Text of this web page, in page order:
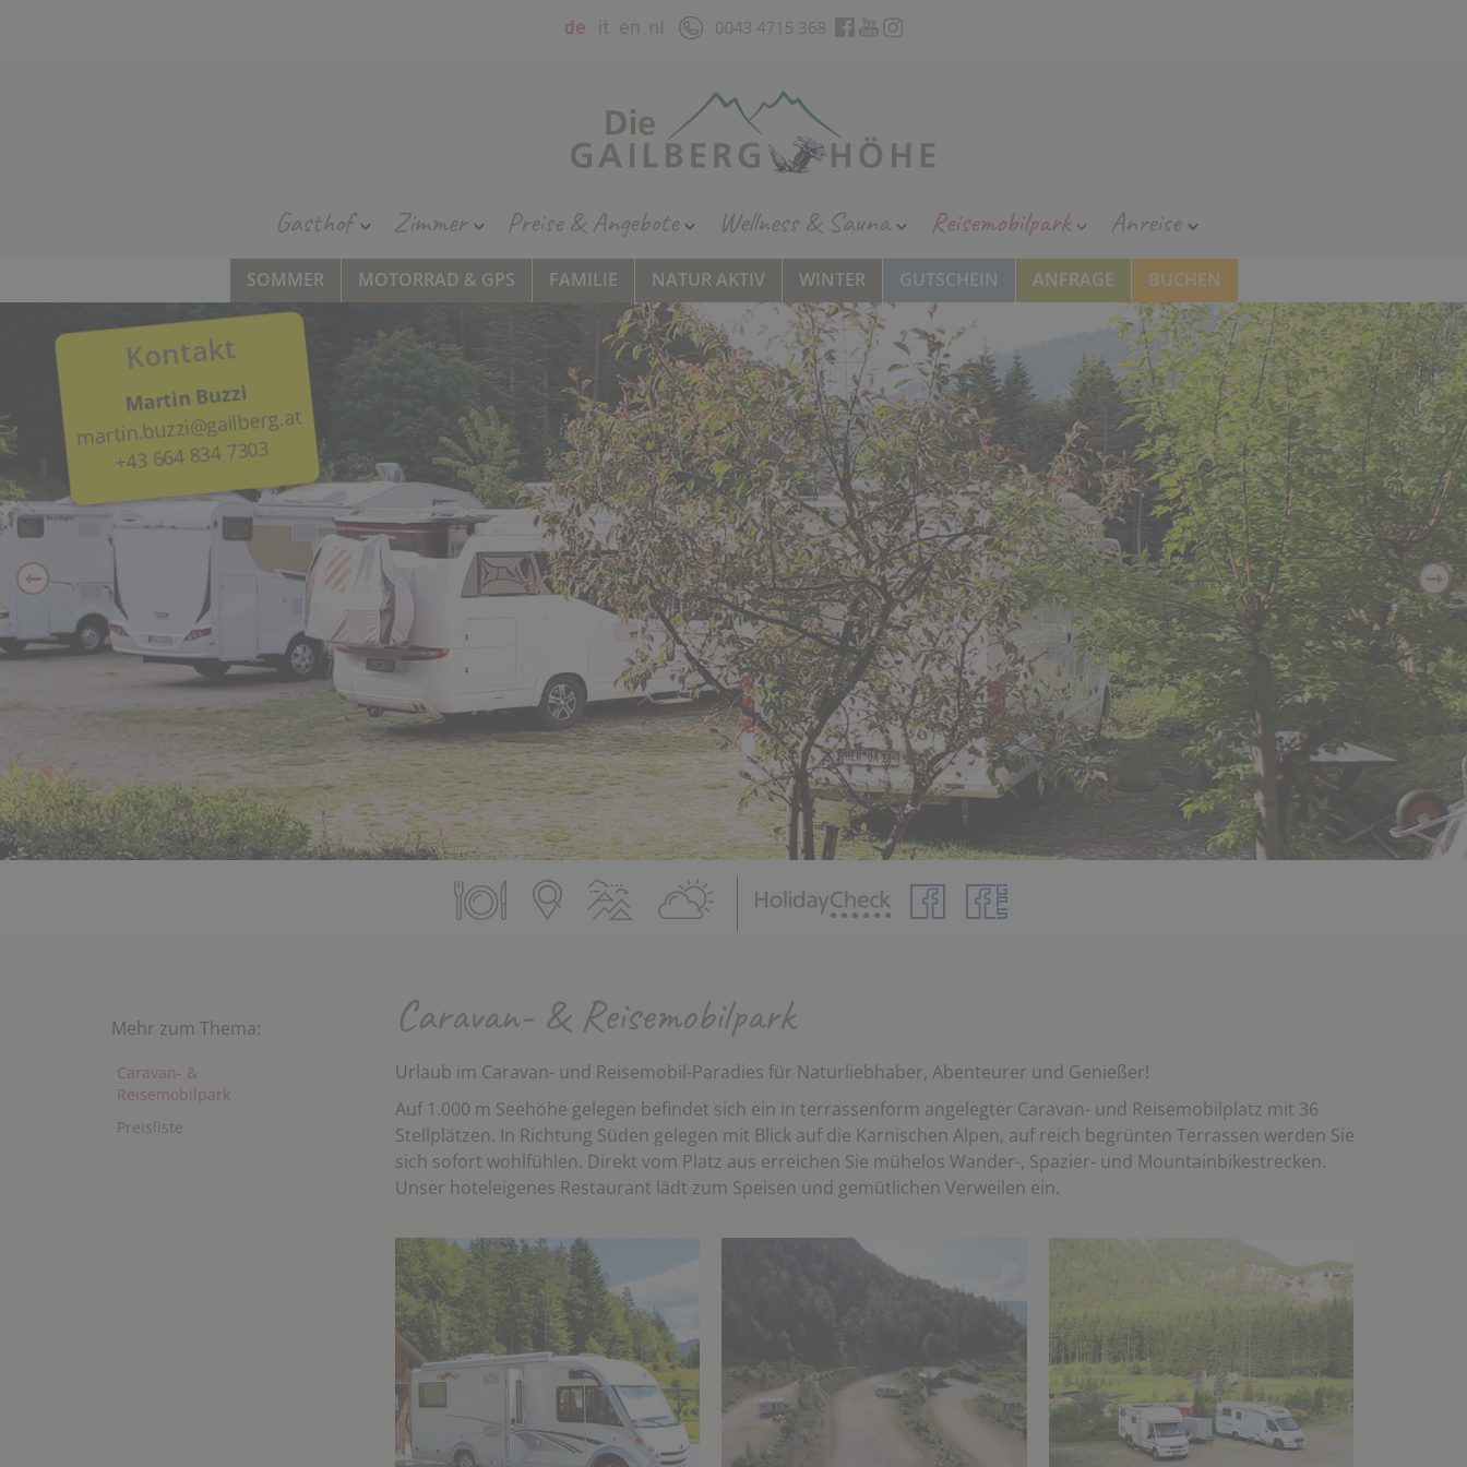
Gasthof Zimmer Preise & Angebote Wellness & Sauna Reisemobilpark Anreise
SOMMER MOTORRAD & GPS FAMILIE NATUR AKTIV WINTER GUTSCHEIN ANFRAGE BUCHEN
Kontakt
Martin Buzzi
martin.buzzi@gailberg.at
+43 664 834 7303
Mehr zum Thema:
Caravan- &
Reisemobilpark
Preisliste
Caravan- & Reisemobilpark
Urlaub im Caravan- und Reisemobil-Paradies für Naturliebhaber, Abenteurer und Genießer!
Auf 1.000 m Seehöhe gelegen befindet sich ein in terrassenform angelegter Caravan- und Reisemobilplatz mit 36
Stellplätzen. In Richtung Süden gelegen mit Blick auf die Karnischen Alpen, auf reich begrünten Terrassen werden Sie
sich sofort wohlfühlen. Direkt vom Platz aus erreichen Sie mühelos Wander-, Spazier- und Mountainbikestrecken.
Unser hoteleigenes Restaurant lädt zum Speisen und gemütlichen Verweilen ein.